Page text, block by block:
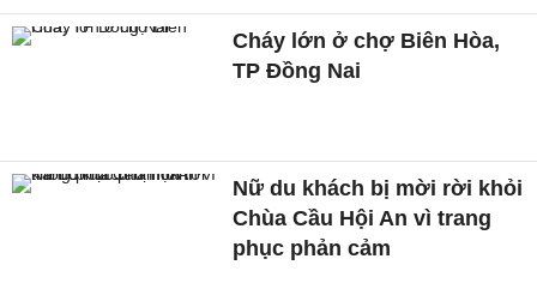
Cháy lớn ở chợ Biên Hòa,
TP Đồng Nai
Nữ du khách bị mời rời khỏi
Chùa Cầu Hội An vì trang
phục phản cảm